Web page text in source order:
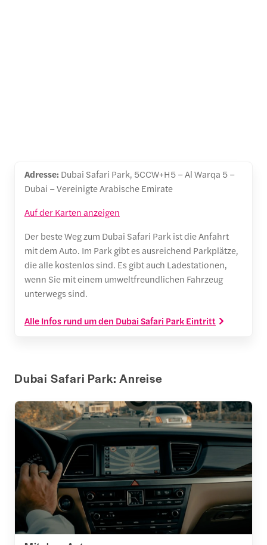
Adresse: Dubai Safari Park, 5CCW+H5 – Al Warqa 5 –
Dubai – Vereinigte Arabische Emirate
Auf der Karten anzeigen
Der beste Weg zum Dubai Safari Park ist die Anfahrt
mit dem Auto. Im Park gibt es ausreichend Parkplätze,
die alle kostenlos sind. Es gibt auch Ladestationen,
wenn Sie mit einem umweltfreundlichen Fahrzeug
unterwegs sind.
Alle Infos rund um den Dubai Safari Park Eintritt
Dubai Safari Park: Anreise